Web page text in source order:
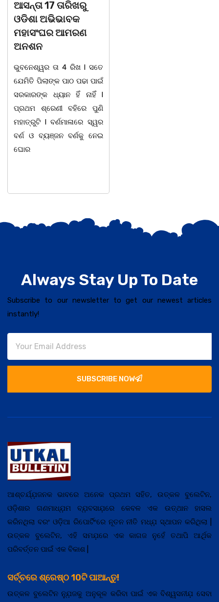
ଆସନ୍ତା 17 ତାରିଖରୁ
ଓଡିଶା ଅଭିଭାବକ
ମହାସଂଘର ଆମରଣ
ଅନଶନ
ଭୁବନେଶ୍ୱର ତା 4 ରିଖ l ସତେ
ଯେମିତି ପିଲାଙ୍କ ପାଠ ପଢା ପାଇଁ
ସରକାରଙ୍କ ଧ୍ୟାନ ହିଁ ନାହିଁ l
ପ୍ରଥମ ଶ୍ରେଣୀ ବହିରେ ପୁଣି
ମହାତ୍ରୁଟି l ବର୍ଣମାଳାରେ ସ୍ୱର
ବର୍ଣ ଓ ବ୍ୟଞ୍ଜନ ବର୍ଣକୁ ନେଇ
ଘୋର
Always Stay Up To Date
Subscribe to our newsletter to get our newest articles
instantly!
SUBSCRIBE NOW
ଆଶ୍ଚର୍ଯ୍ଯ଼ଜନକ ଭାବରେ ଅନେକ ପ୍ରଥମ ସହିତ, ଉତ୍କଳ ବୁଲେଟିନ,
ଓଡ଼ିଶାର ଗଣମାଧ୍ଯ଼ମ ବ୍ଯ଼ବସାଯ଼ରେ କେବଳ ଏକ ଉତ୍ଥାନ ହାସଲ
କରିନଥିଲା ବରଂ ଓଡ଼ିଆ ରିପୋର୍ଟିଂରେ ନୂତନ ନୀତି ମଧ୍ଯ଼ ସ୍ଥାପନ କରିଥିଲା |
ଉତ୍କଳ ବୁଲେଟିନ, ଏହି ସମଯ଼ରେ ଏକ କାଗଜ ନୁହେଁ ତଥାପି ଆର୍ଥିକ
ପରିବର୍ତ୍ତନ ପାଇଁ ଏକ ବିକାଶ |
ସର୍ଚ୍ଚରେ ଶ୍ରେଷ୍ଠ 10ଟି ପାଆନ୍ତୁ!
ଉତ୍କଳ ବୁଲେଟିନ ନ୍ଯ଼ୁଜକୁ ଅନୁକୂଳ କରିବା ପାଇଁ ଏକ ବିଶ୍ୱସନୀଯ଼ ସେବା